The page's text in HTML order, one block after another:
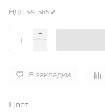
НДС 5%: 565 ₽
В закладки
Цвет